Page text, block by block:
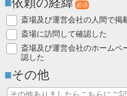
必須
斎場及び運営会社の人間で掲
斎場に訪問して確認した
斎場及び運営会社のホームペ
認した
その他